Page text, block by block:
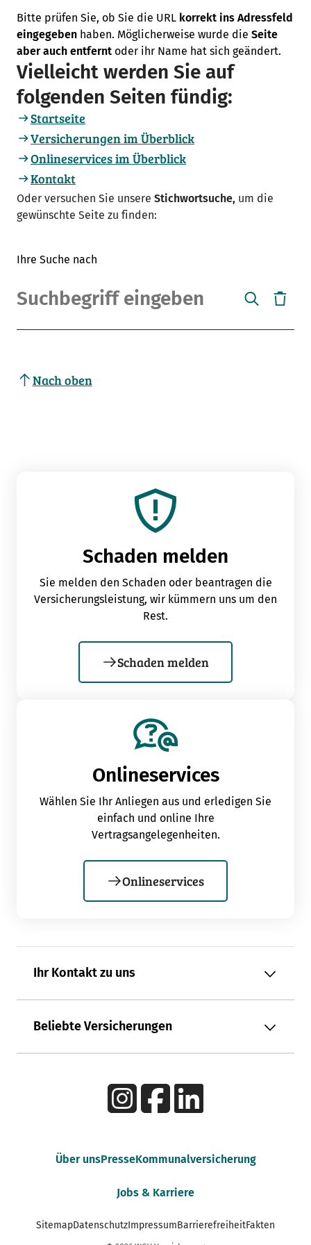
Bitte prüfen Sie, ob Sie die URL korrekt ins Adressfeld
eingegeben haben. Möglicherweise wurde die Seite
aber auch entfernt oder ihr Name hat sich geändert.
Vielleicht werden Sie auf
folgenden Seiten fündig:
Startseite
Versicherungen im Überblick
Onlineservices im Überblick
Kontakt
Oder versuchen Sie unsere Stichwortsuche, um die
gewünschte Seite zu finden:
Ihre Suche nach
Nach oben
Schaden melden
Sie melden den Schaden oder beantragen die
Versicherungsleistung, wir kümmern uns um den
Rest.
Schaden melden
Onlineservices
Wählen Sie Ihr Anliegen aus und erledigen Sie
einfach und online Ihre
Vertragsangelegenheiten.
Onlineservices
Ihr Kontakt zu uns
Beliebte Versicherungen
Über unsPresseKommunalversicherung
Jobs & Karriere
SitemapDatenschutzImpressumBarrierefreiheitFakten